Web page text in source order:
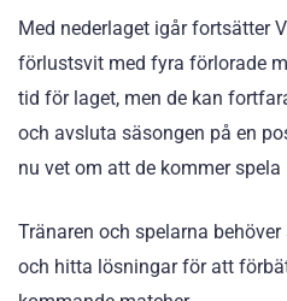
Med nederlaget igår fortsätter
förlustsvit med fyra förlorade
tid för laget, men de kan
och avsluta säsongen på en
nu vet om att de kommer
Tränaren och spelarna
och hitta lösningar för att